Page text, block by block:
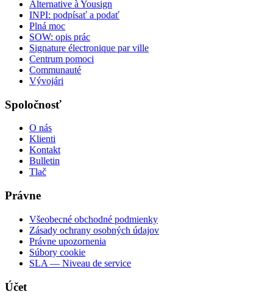
Alternative à Yousign
INPI: podpísať a podať
Plná moc
SOW: opis prác
Signature électronique par ville
Centrum pomoci
Communauté
Vývojári
Spoločnosť
O nás
Klienti
Kontakt
Bulletin
Tlač
Právne
Všeobecné obchodné podmienky
Zásady ochrany osobných údajov
Právne upozornenia
Súbory cookie
SLA — Niveau de service
Účet